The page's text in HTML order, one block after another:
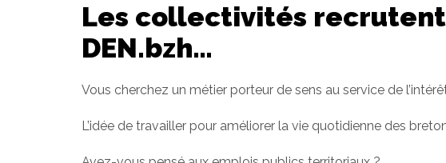
Les collectivités recrutent
DEN.bzh…
Vous cherchez un métier porteur de sens au service de
L’idée de travailler pour améliorer la vie quotidienne des